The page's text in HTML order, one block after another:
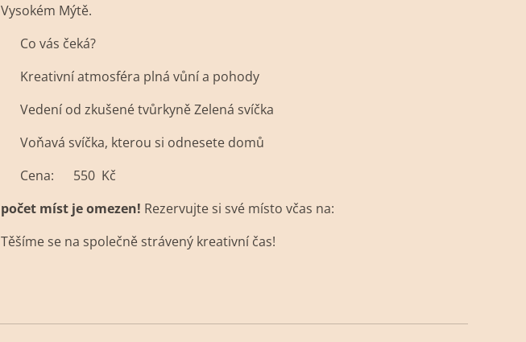
Vysokém Mýtě.
🕯 Co vás čeká?
✔ Kreativní atmosféra plná vůní a pohody
✔ Vedení od zkušené tvůrkyně Zelená svíčka
✔ Voňavá svíčka, kterou si odnesete domů
💰 Cena: 550 Kč
počet míst je omezen! Rezervujte si své místo včas na:
Těšíme se na společně strávený kreativní čas!